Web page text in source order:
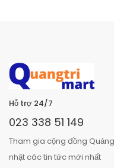
Hỗ trợ 24/7
023 338 51 149
Tham gia cộng đồng
nhật các tin tức mới nhất